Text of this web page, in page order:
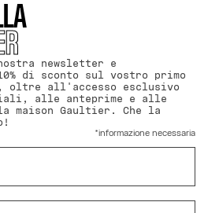
newsletter e
di sconto sul vostro primo
oltre all'accesso esclusivo
alle anteprime e alle
maison Gaultier. Che la
*informazione necessaria